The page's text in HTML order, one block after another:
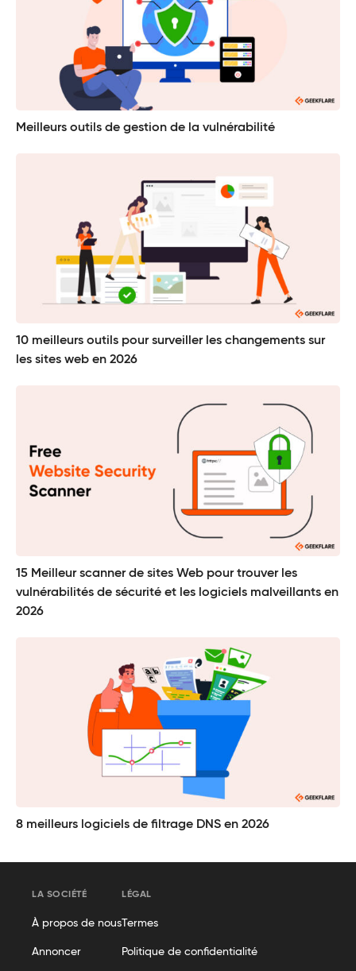
Meilleurs outils de gestion de la vulnérabilité
10 meilleurs outils pour surveiller les changements sur
les sites web en 2026
15 Meilleur scanner de sites Web pour trouver les
vulnérabilités de sécurité et les logiciels malveillants en
2026
8 meilleurs logiciels de filtrage DNS en 2026
LA SOCIÉTÉ
À propos de nous
Annoncer
LÉGAL
Termes
Politique de confidentialité